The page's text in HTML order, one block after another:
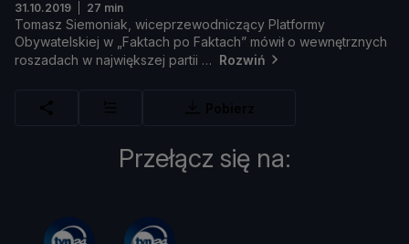
31.10.2019 27 min
Tomasz Siemoniak, wiceprzewodniczący Platformy
Obywatelskiej w „ Faktach po Faktach” mówił o wewnętrznych
roszadach w największej partii Rozwiń
Przełącz się na: